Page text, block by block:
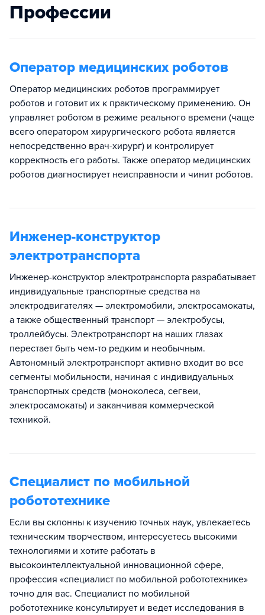
Профессии
Оператор медицинских роботов
Оператор медицинских роботов программирует
роботов и готовит их к практическому применению. Он
управляет роботом в режиме реального времени (чаще
всего оператором хирургического робота является
непосредственно врач-хирург) и контролирует
корректность его работы. Также оператор медицинских
роботов диагностирует неисправности и чинит роботов.
Инженер-конструктор
электротранспорта
Инженер-конструктор электротранспорта разрабатывает
индивидуальные транспортные средства на
электродвигателях — электромобили, электросамокаты,
а также общественный транспорт — электробусы,
троллейбусы. Электротранспорт на наших глазах
перестает быть чем-то редким и необычным.
Автономный электротранспорт активно входит во все
сегменты мобильности, начиная с индивидуальных
транспортных средств (моноколеса, сегвеи,
электросамокаты) и заканчивая коммерческой
техникой.
Специалист по мобильной
робототехнике
Если вы склонны к изучению точных наук, увлекаетесь
техническим творчеством, интересуетесь высокими
технологиями и хотите работать в
высокоинтеллектуальной инновационной сфере,
профессия «специалист по мобильной робототехнике»
точно для вас. Специалист по мобильной
робототехнике консультирует и ведет исследования в